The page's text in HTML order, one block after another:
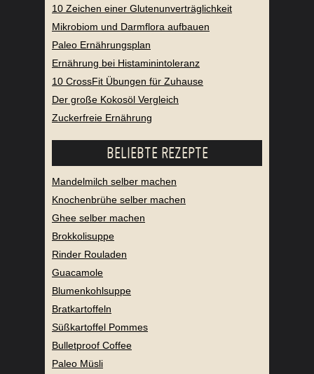
10 Zeichen einer Glutenunverträglichkeit
Mikrobiom und Darmflora aufbauen
Paleo Ernährungsplan
Ernährung bei Histaminintoleranz
10 CrossFit Übungen für Zuhause
Der große Kokosöl Vergleich
Zuckerfreie Ernährung
BELIEBTE REZEPTE
Mandelmilch selber machen
Knochenbrühe selber machen
Ghee selber machen
Brokkolisuppe
Rinder Rouladen
Guacamole
Blumenkohlsuppe
Bratkartoffeln
Süßkartoffel Pommes
Bulletproof Coffee
Paleo Müsli